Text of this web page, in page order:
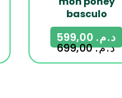
basculo
د.م.699,00
د.م.